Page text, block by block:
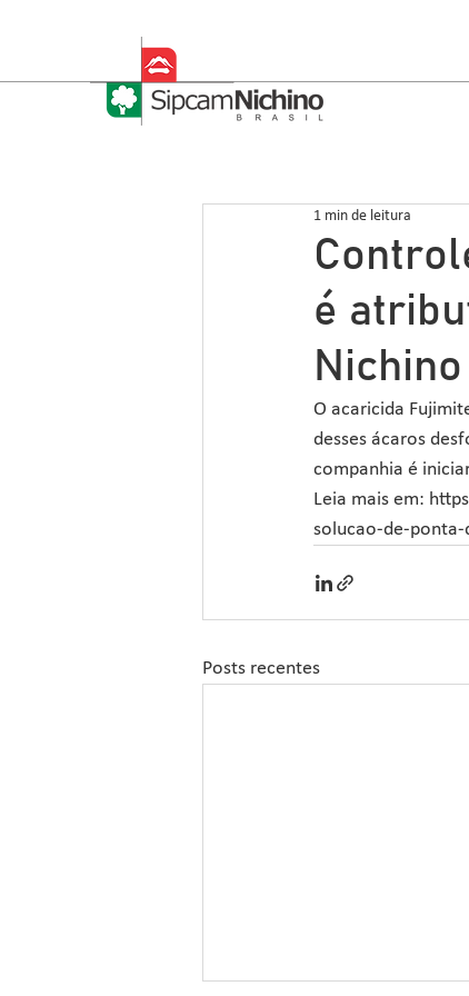
é
Nichino
1 min de leitura
O acaricida
desses ácaros
companhia é
Leia mais em:
solucao-de-ponta-
Posts recentes